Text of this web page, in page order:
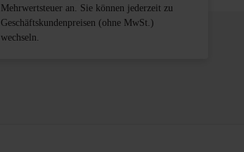
Mehrwertsteuer an. Sie können jederzeit zu
Geschäftskundenpreisen (ohne MwSt.)
wechseln.